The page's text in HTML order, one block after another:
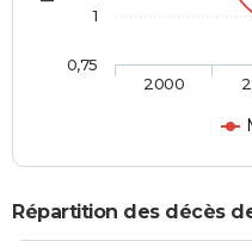
2000
0,75
1
Répartition des décès